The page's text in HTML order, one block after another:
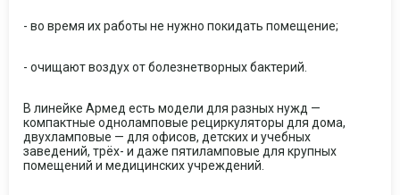
- во время их работы не нужно покидать помещение;
- очищают воздух от болезнетворных бактерий.
В линейке Армед есть модели для разных нужд —
компактные одноламповые рециркуляторы для дома,
двухламповые — для офисов, детских и учебных
заведений, трёх- и даже пятиламповые для крупных
помещений и медицинских учреждений.